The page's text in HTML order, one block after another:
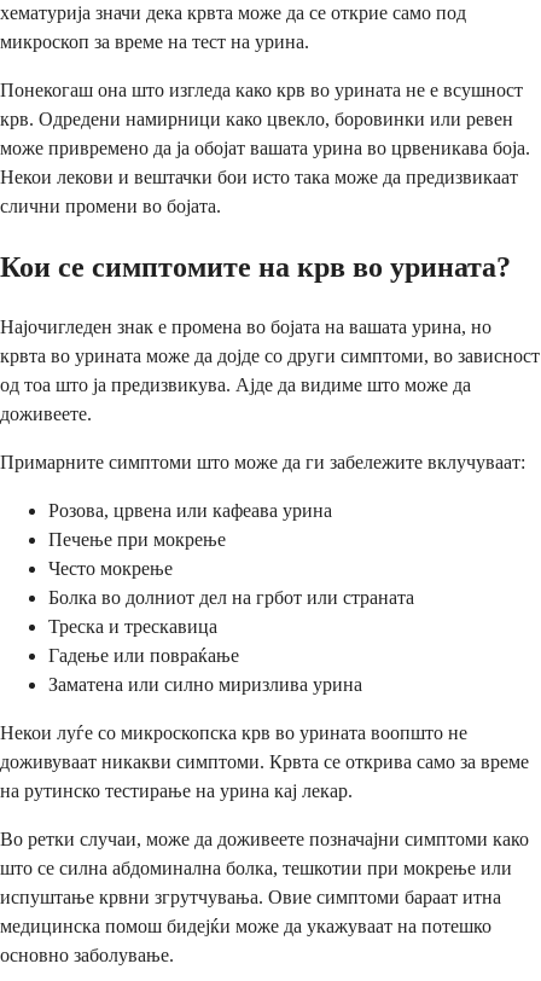
хематурија значи дека крвта може да се открие само под
микроскоп за време на тест на урина.
Понекогаш она што изгледа како крв во урината не е всушност
крв. Одредени намирници како цвекло, боровинки или ревен
може привремено да ја обојат вашата урина во црвеникава боја.
Некои лекови и вештачки бои исто така може да предизвикаат
слични промени во бојата.
Кои се симптомите на крв во урината?
Најочигледен знак е промена во бојата на вашата урина, но
крвта во урината може да дојде со други симптоми, во зависност
од тоа што ја предизвикува. Ајде да видиме што може да
доживеете.
Примарните симптоми што може да ги забележите вклучуваат:
Розова, црвена или кафеава урина
Печење при мокрење
Често мокрење
Болка во долниот дел на грбот или страната
Треска и трескавица
Гадење или повраќање
Заматена или силно миризлива урина
Некои луѓе со микроскопска крв во урината воопшто не
доживуваат никакви симптоми. Крвта се открива само за време
на рутинско тестирање на урина кај лекар.
Во ретки случаи, може да доживеете позначајни симптоми како
што се силна абдоминална болка, тешкотии при мокрење или
испуштање крвни згрутчувања. Овие симптоми бараат итна
медицинска помош бидејќи може да укажуваат на потешко
основно заболување.